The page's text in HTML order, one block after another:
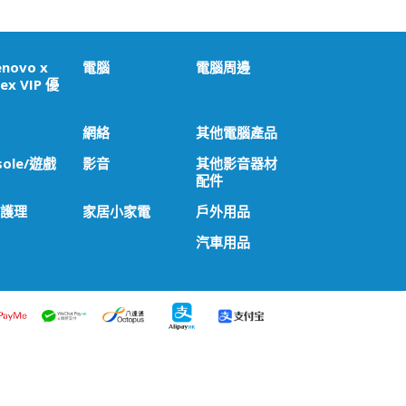
x
VIP 優
電腦 電腦周邊
網絡
其他電腦產品
遊戲
影音
其他影音器材
配件
理
家居小家電
戶外用品
汽車用品